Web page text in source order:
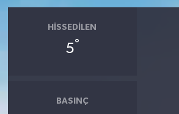
HISSEDILEN
5°
BASINÇ